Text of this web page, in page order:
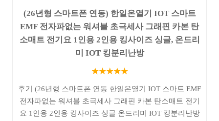
(26년형 스마트폰 연동) 한일온열기 IOT 스마트
EMF 전자파없는 워셔블 초극세사 그래핀 카본 탄
소매트 전기요 1인용 2인용 킹사이즈 싱글, 온드리
미 IOT 킹분리난방
★★★★★
후기 (26년형 스마트폰 연동 한일온열기 IOT 스마트 EMF
전자파없는 워셔블 초극세사 그래핀 카본 탄소매트 전기
요 1인용 2인용 킹사이즈 싱글 온드리미 IOT 킹분리난방